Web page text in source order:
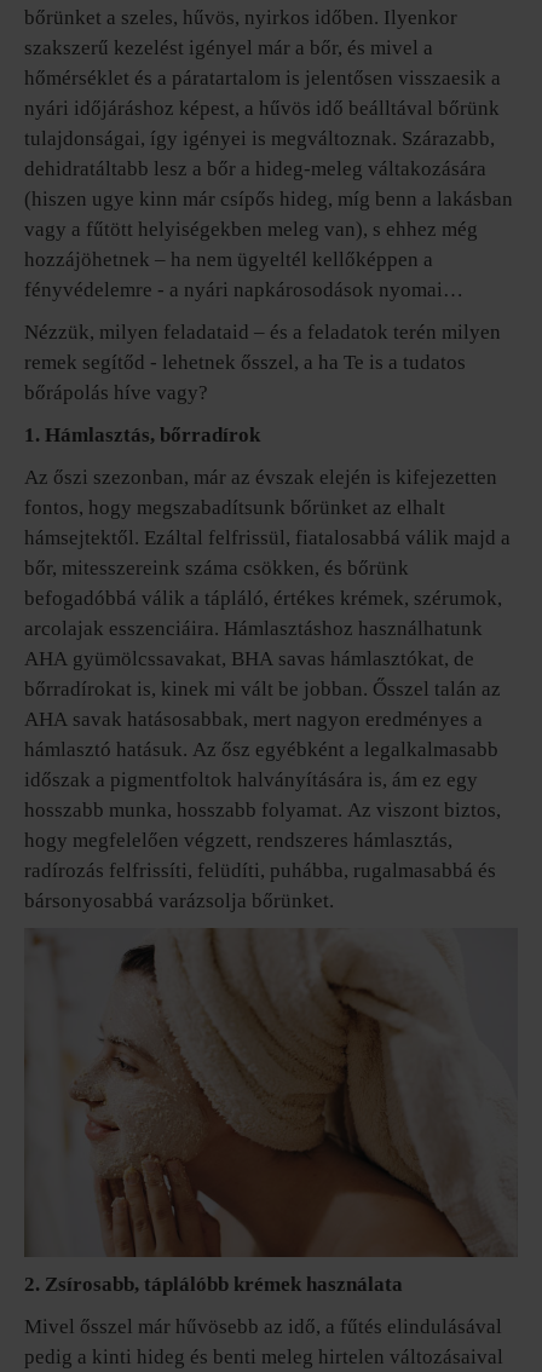
bőrünket a szeles, hűvös, nyirkos időben. Ilyenkor
szakszerű kezelést igényel már a bőr, és mivel a
hőmérséklet és a páratartalom is jelentősen visszaesik a
nyári időjáráshoz képest, a hűvös idő beálltával bőrünk
tulajdonságai, így igényei is megváltoznak. Szárazabb,
dehidratáltabb lesz a bőr a hideg-meleg váltakozására
(hiszen ugye kinn már csípős hideg, míg benn a lakásban
vagy a fűtött helyiségekben meleg van), s ehhez még
hozzájöhetnek – ha nem ügyeltél kellőképpen a
fényvédelemre - a nyári napkárosodások nyomai…
Nézzük, milyen feladataid – és a feladatok terén milyen
remek segítőd - lehetnek ősszel, a ha Te is a tudatos
bőrápolás híve vagy?
1. Hámlasztás, bőrradírok
Az őszi szezonban, már az évszak elején is kifejezetten
fontos, hogy megszabadítsunk bőrünket az elhalt
hámsejtektől. Ezáltal felfrissül, fiatalosabbá válik majd a
bőr, mitesszereink száma csökken, és bőrünk
befogadóbbá válik a tápláló, értékes krémek, szérumok,
arcolajak esszenciáira. Hámlasztáshoz használhatunk
AHA gyümölcssavakat, BHA savas hámlasztókat, de
bőrradírokat is, kinek mi vált be jobban. Ősszel talán az
AHA savak hatásosabbak, mert nagyon eredményes a
hámlasztó hatásuk. Az ősz egyébként a legalkalmasabb
időszak a pigmentfoltok halványítására is, ám ez egy
hosszabb munka, hosszabb folyamat. Az viszont biztos,
hogy megfelelően végzett, rendszeres hámlasztás,
radírozás felfrissíti, felüdíti, puhábba, rugalmasabbá és
bársonyosabbá varázsolja bőrünket.
2. Zsírosabb, táplálóbb krémek használata
Mivel ősszel már hűvösebb az idő, a fűtés elindulásával
pedig a kinti hideg és benti meleg hirtelen változásaival